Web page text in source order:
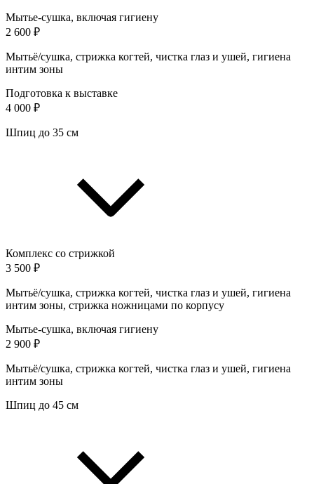
Мытье-сушка, включая гигиену
2 600 ₽
Мытьё/сушка, стрижка когтей, чистка глаз и ушей, гигиена
интим зоны
Подготовка к выставке
4 000 ₽
Шпиц до 35 см
Комплекс со стрижкой
3 500 ₽
Мытьё/сушка, стрижка когтей, чистка глаз и ушей, гигиена
интим зоны, стрижка ножницами по корпусу
Мытье-сушка, включая гигиену
2 900 ₽
Мытьё/сушка, стрижка когтей, чистка глаз и ушей, гигиена
интим зоны
Шпиц до 45 см